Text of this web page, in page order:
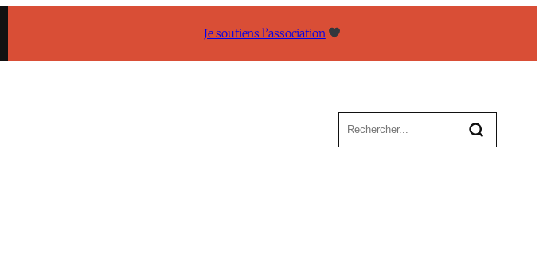
Je soutiens l’association